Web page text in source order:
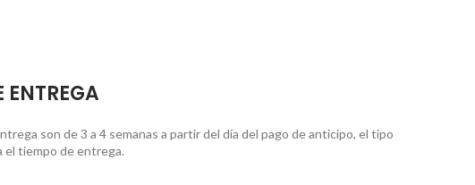
ENTREGA
son de 3 a 4 semanas a partir del día del pago de anticipo, el tipo
el tiempo de entrega.